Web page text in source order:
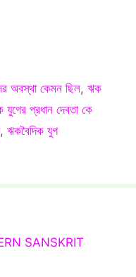
অবস্থা কেমন ছিল,ঋক
যুগের প্রধান দেবতা কে
, ঋকবৈদিক যুগ
SANSKRIT